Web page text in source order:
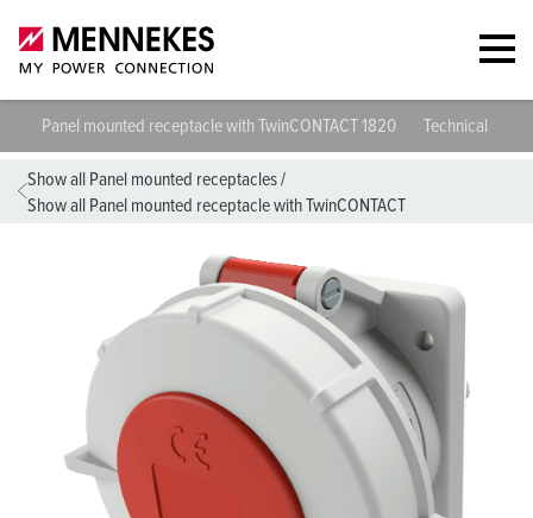
Panel mounted receptacle with TwinCONTACT 1820 Technical
Show all Panel mounted receptacles/
Show all Panel mounted receptacle with TwinCONTACT